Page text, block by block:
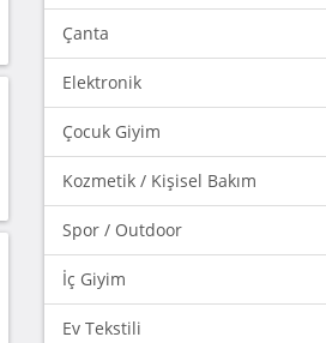
Çanta
Elektronik
Çocuk Giyim
Kozmetik / Kişisel Bakım
Spor / Outdoor
İç Giyim
Ev Tekstili